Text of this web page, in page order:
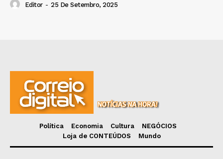
Editor - 25 De Setembro, 2025
Política Economia Cultura
NEGÓCIOS
Loja de CONTEÚDOS
Mundo